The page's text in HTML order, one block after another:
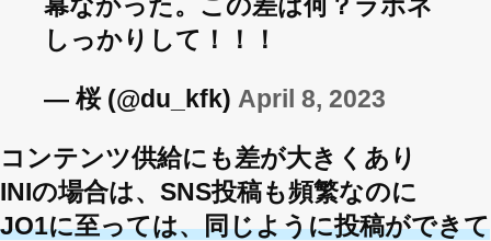
しっかりして！！！
— 桜 (@du_kfk) April 8, 2023
コンテンツ供給にも差が大きくあり
INIの場合は、SNS投稿も頻繁なのに
JO1に至っては、同じように投稿ができて